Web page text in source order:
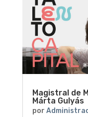
Magistral de
Márta Gulyás
por